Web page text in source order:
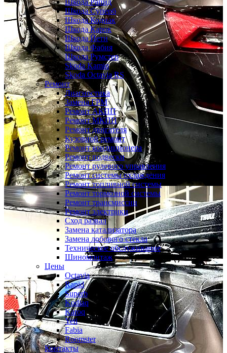
Шкода Рапид
Шкода Суперб
Шкода Кодиак
Шкода Карок
Шкода Йети
Шкода Фабия
Шкода Румстер
Skoda Kamiq
Skoda Octavia RS
Ремонт
Диагностика
Замена ГРМ
Ремонт АКПП
Ремонт МКПП
Ремонт двигателя
Кузовной ремонт
Ремонт кондиционера
Ремонт подвески
Ремонт рулевого управления
Ремонт системы охлаждения
Ремонт топливной системы
Ремонт тормозной системы
Ремонт трансмиссии
Ремонт электрики
Сход развал
Замена катализатора
Замена лобового стекла
Техническое обслуживание
Шиномонтаж
Цены
Octavia
Rapid
Superb
Kodiaq
Karoq
Yeti
Fabia
Roomster
Контакты